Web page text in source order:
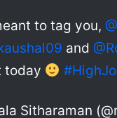
to tag you,
and
today
Sitharaman